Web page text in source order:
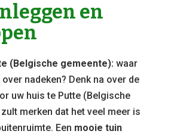
en
(Belgische gemeente):waar
nadeken? Denk na over de
uw huis te Putte (Belgische
merken dat het veel meer is
Een mooie tuin